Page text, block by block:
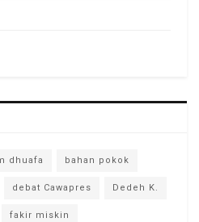
dhuafa bahan pokok
debat Cawapres Dedeh K.
fakir miskin